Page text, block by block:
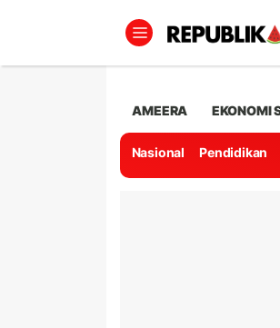
AMEERA EKONOMI
Nasional Pendidikan